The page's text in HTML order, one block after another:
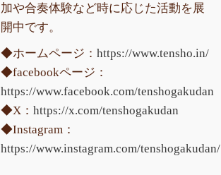
加や合奏体験など時に応じた活動を展
開中です。
◆ホームページ： https://www.tensho.in/
◆facebookページ：
https://www.facebook.com/tenshogakudan
◆X： https://x.com/tenshogakudan
◆Instagram：
https://www.instagram.com/tenshogakudan/